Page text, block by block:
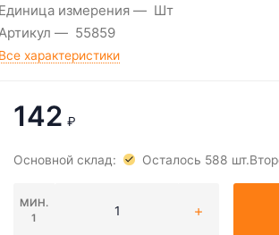
Единица измерения
Шт
55859
Все характеристики
142 ₽
Основной склад: Осталось 588 шт.
МИН.
1